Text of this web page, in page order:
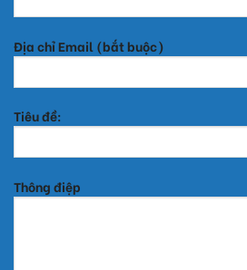
Địa chỉ Email (bắt buộc)
Tiêu đề:
Thông điệp